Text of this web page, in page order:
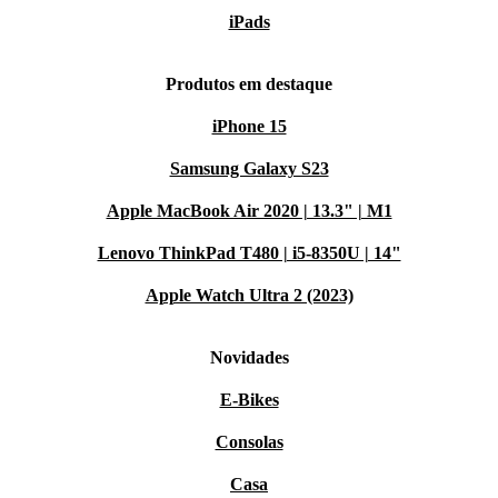
iPads
Produtos em destaque
iPhone 15
Samsung Galaxy S23
Apple MacBook Air 2020 | 13.3" | M1
Lenovo ThinkPad T480 | i5-8350U | 14"
Apple Watch Ultra 2 (2023)
Novidades
E-Bikes
Consolas
Casa